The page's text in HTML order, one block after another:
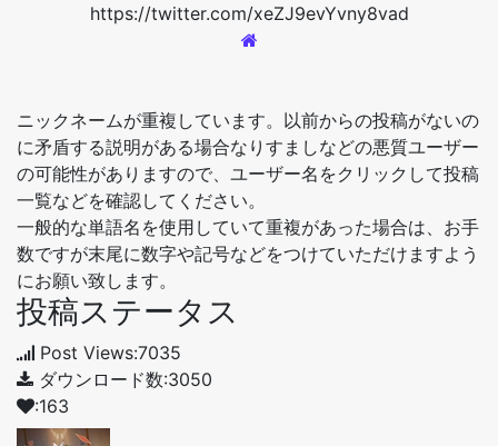
https://twitter.com/xeZJ9evYvny8vad
ニックネームが重複しています。以前からの投稿がないの
に矛盾する説明がある場合なりすましなどの悪質ユーザー
の可能性がありますので、ユーザー名をクリックして投稿
一覧などを確認してください。
一般的な単語名を使用していて重複があった場合は、お手
数ですが末尾に数字や記号などをつけていただけますよう
にお願い致します。
投稿ステータス
Post Views:7035
ダウンロード数:3050
:163